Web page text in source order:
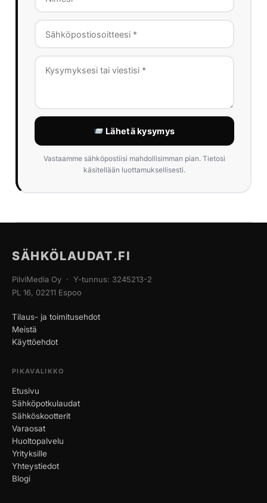
Lähetä kysymys
Vastaamme sähköpostiisi mahdollisimman pian. Tietosi
käsitellään luottamuksellisesti.
SÄHKÖLAUDAT.FI
PilviMedia Oy · Y-tunnus: 3245213-2
PL 16, 02211 Espoo
Tilaus- ja toimitusehdot
Meistä
Käyttöehdot
PIKAVALIKKO
Etusivu
Sähköpotkulaudat
Sähköskootterit
Varaosat
Huoltopalvelu
Yrityksille
Yhteystiedot
Blogi